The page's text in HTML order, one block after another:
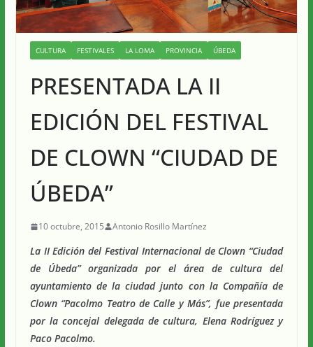
CULTURA FESTIVALES LA LOMA PROVINCIA ÚBEDA
PRESENTADA LA II
EDICIÓN DEL FESTIVAL
DE CLOWN “CIUDAD DE
ÚBEDA”
10 octubre, 2015 Antonio Rosillo Martínez
La II Edición del Festival Internacional de Clown “Ciudad
de Úbeda” organizada por el área de cultura del
ayuntamiento de la ciudad junto con la Compañía de
Clown “Pacolmo Teatro de Calle y Más”, fue presentada
por la concejal delegada de cultura, Elena Rodríguez y
Paco Pacolmo.